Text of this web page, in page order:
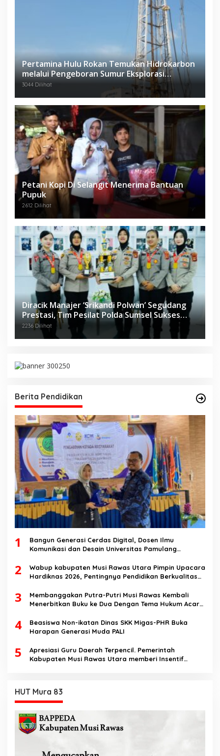
Pertamina Hulu Rokan Temukan Hidrokarbon
melalui Pengeboran Sumur Eksplorasi
Anggrek Violet (AVO)-001
3044 Dilihat
Petani Kopi Di Selangit Menerima Bantuan
Pupuk
2612 Dilihat
Diracik Manajer ‘Srikandi Polwan’ Segudang
Prestasi, Tim Pesilat Polda Sumsel Sukses
Diajang Kejurnas Menpora Cup II 2024
2236 Dilihat
Berita Pendidikan
1
Bangun Generasi Cerdas Digital, Dosen Ilmu
Komunikasi dan Desain Universitas Pamulang
Speech di SMK Ikhlas Jawilan
2
Wabup kabupaten Musi Rawas Utara Pimpin Upacara
Hardiknas 2026, Pentingnya Pendidikan Berkualitas
3
Membanggakan Putra-Putri Musi Rawas Kembali
Menerbitkan Buku ke Dua Dengan Tema Hukum Acara
4
Beasiswa Non-ikatan Dinas SKK Migas-PHR Buka
Harapan Generasi Muda PALI
5
Apresiasi Guru Daerah Terpencil. Pemerintah
Kabupaten Musi Rawas Utara memberi Insentif
HUT Mura 83